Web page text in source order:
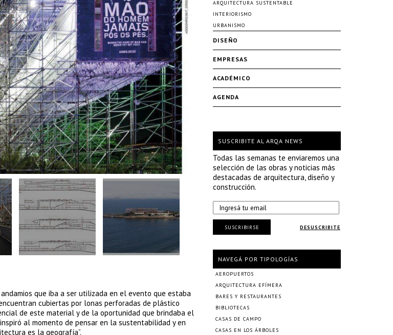
que iba a ser utilizada en el evento que estaba
cubiertas por lonas perforadas de plástico
de este material y de la oportunidad que brindaba el
al momento de pensar en la sustentabilidad y en
es la geografía”.
ARQUITECTURA SUSTENTABLE
INTERIORISMO
URBANISMO
DISEÑO
EMPRESAS
ACADÉMICO
AGENDA
SUSCRIBITE AL ARQA NEWS
Todas las semanas te enviaremos una
selección de las obras y noticias más
destacadas de arquitectura, diseño y
construcción.
DESUSCRIBITE
SUSCRIBIRSE
NAVEGÁ POR TIPOLOGÍAS
AEROPUERTOS
ARQUITECTURA EFÍMERA
BARES Y RESTAURANTES
BIBLIOTECAS
CASAS DE CAMPO
CASAS EN LOS ÁRBOLES